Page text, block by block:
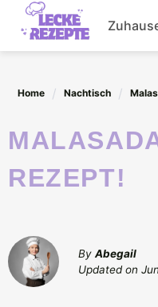
Skip
content
Home Nachtisch
MALASADAS MIT ZIMT-ZUCKER: SO GELINGT DAS PERFEKTE
REZEPT!
By Abegail
Updated on